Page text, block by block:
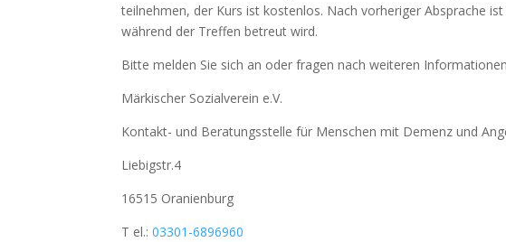
teilnehmen, der Kurs ist kostenlos. Nach vorheriger Absprache
während der Treffen betreut wird.
Bitte melden Sie sich an oder fragen nach weiteren
Märkischer Sozialverein e.V.
Kontakt- und Beratungsstelle für Menschen mit Demenz und
Liebigstr.4
16515 Oranienburg
T el.:03301-6896960